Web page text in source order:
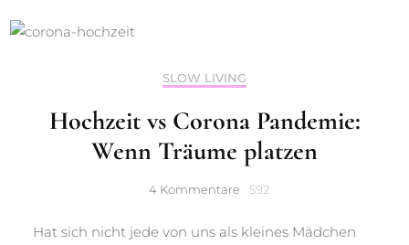
SLOW LIVING
Hochzeit vs Corona Pandemie:
Wenn Träume platzen
4 Kommentare zu
vs
592
Hat sich nicht jede von uns als kleines Mädchen